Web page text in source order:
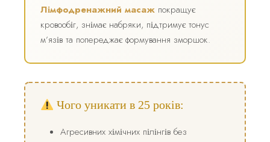
Лімфодренажний масаж покращує
кровообіг, знімає набряки, підтримує тонус
м’язів та попереджає формування зморшок.
Чого уникати в 25 років:
Агресивних хімічних пілінгів без